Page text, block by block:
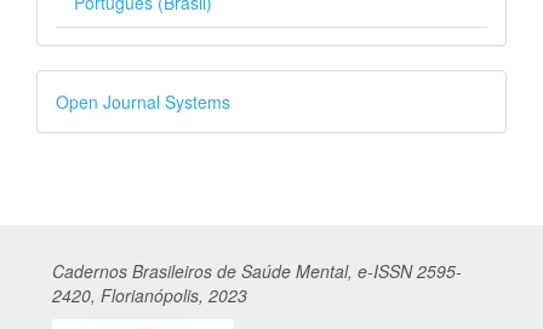
Desenvolvido
por
Open Journal Systems
Cadernos Brasileiros de Saúde Mental, e-ISSN 2595-
2420, Florianópolis, 2023